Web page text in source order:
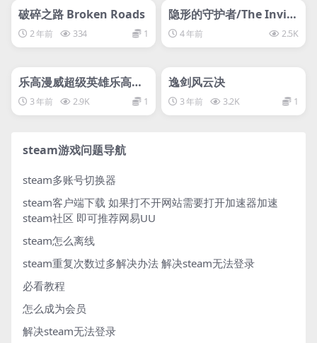
svip专属
破碎之路 Broken Roads
2 年前 334 1
离线游戏平台别问
隐形的守护者/The Invisi
ble Guardian隐形守护者
4 年前 2.5K
svip专属
乐高漫威超级英雄乐高漫
威超级英雄 / LEGO Marv
el™ Super Heroes
3 年前 2.9K 1
逸剑风云决
3 年前 3.2K 1
steam游戏问题导航
steam多账号切换器
steam客户端下载 如果打不开网站需要打开加速器加速
steam社区 即可推荐网易UU
steam怎么离线
steam重复次数过多解决办法 解决steam无法登录
必看教程
怎么成为会员
解决steam无法登录